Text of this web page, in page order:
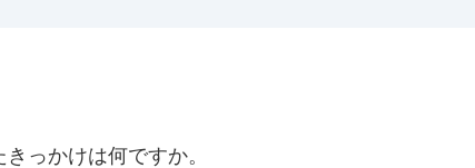
っかけは何ですか。